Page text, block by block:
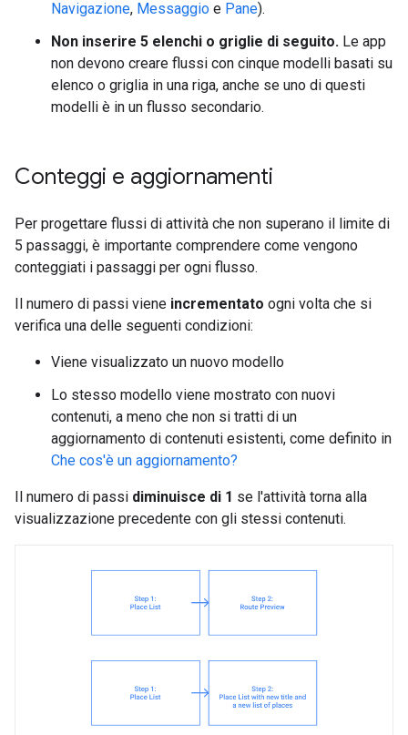
Navigazione, Messaggio e Pane).
Non inserire 5 elenchi o griglie di seguito. Le app
non devono creare flussi con cinque modelli basati su
elenco o griglia in una riga, anche se uno di questi
modelli è in un flusso secondario.
Conteggi e aggiornamenti
Per progettare flussi di attività che non superano il limite di
5 passaggi, è importante comprendere come vengono
conteggiati i passaggi per ogni flusso.
Il numero di passi viene incrementato ogni volta che si
verifica una delle seguenti condizioni:
Viene visualizzato un nuovo modello
Lo stesso modello viene mostrato con nuovi
contenuti, a meno che non si tratti di un
aggiornamento di contenuti esistenti, come definito in
Che cos'è un aggiornamento?
Il numero di passi diminuisce di 1 se l'attività torna alla
visualizzazione precedente con gli stessi contenuti.